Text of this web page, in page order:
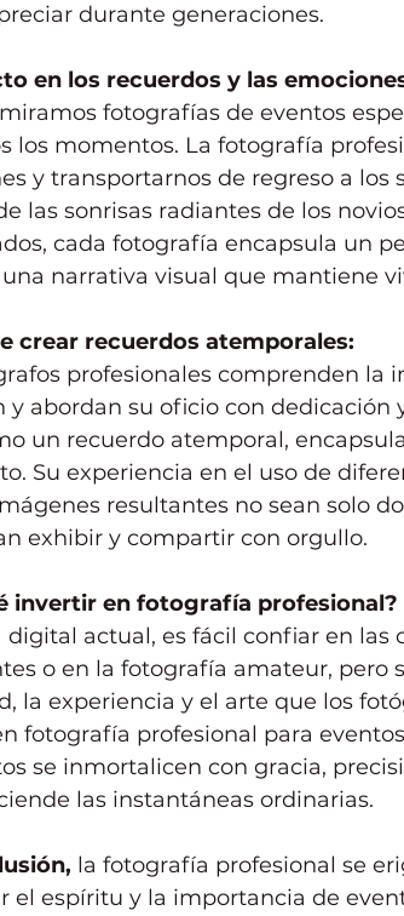
durante generaciones.
en los recuerdos y las
fotografías de eventos
los momentos. La fotografía
y transportarnos de regreso a
las sonrisas radiantes de los
cada fotografía encapsula un
narrativa visual que mantiene
crear recuerdos atemporales:
profesionales comprenden la
y abordan su oficio con dedicación
un recuerdo atemporal,
Su experiencia en el uso de
resultantes no sean solo
exhibir y compartir con orgullo.
invertir en fotografía profesional?
digital actual, es fácil confiar en las
o en la fotografía amateur, pero
la experiencia y el arte que los
fotografía profesional para
se inmortalicen con gracia,
las instantáneas ordinarias.
la fotografía profesional se
el espíritu y la importancia de